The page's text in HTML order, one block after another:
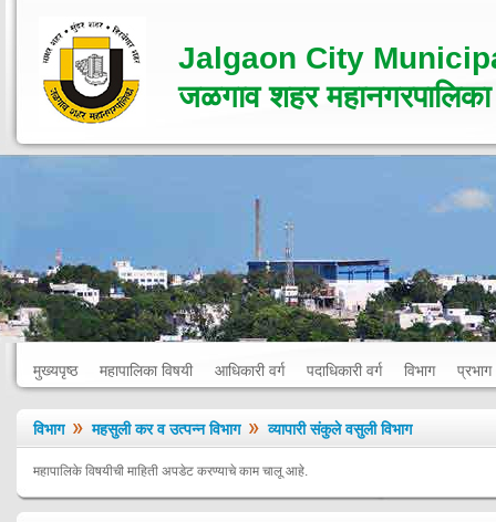
Jalgaon City
जळगाव शहर महानगरपालिका
मुख्यपृष्ठ महापालिका विषयी आधिकारी वर्ग पदाधिकारी वर्ग विभाग प्रभाग
विभाग महसुली कर व उत्पन्न विभाग व्यापारी संकुले वसुली विभाग
महापालिके विषयीची माहिती अपडेट करण्याचे काम चालू आहे.